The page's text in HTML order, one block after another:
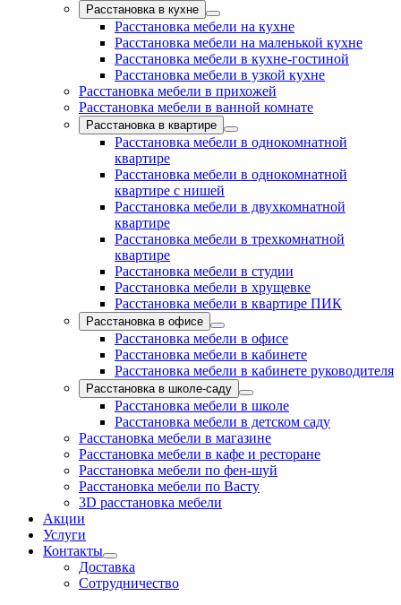
Расстановка в кухне
Расстановка мебели на кухне
Расстановка мебели на маленькой кухне
Расстановка мебели в кухне-гостиной
Расстановка мебели в узкой кухне
Расстановка мебели в прихожей
Расстановка мебели в ванной комнате
Расстановка в квартире
Расстановка мебели в однокомнатной
квартире
Расстановка мебели в однокомнатной
квартире с нишей
Расстановка мебели в двухкомнатной
квартире
Расстановка мебели в трехкомнатной
квартире
Расстановка мебели в студии
Расстановка мебели в хрущевке
Расстановка мебели в квартире ПИК
Расстановка в офисе
Расстановка мебели в офисе
Расстановка мебели в кабинете
Расстановка мебели в кабинете руководителя
Расстановка в школе-саду
Расстановка мебели в школе
Расстановка мебели в детском саду
Расстановка мебели в магазине
Расстановка мебели в кафе и ресторане
Расстановка мебели по фен-шуй
Расстановка мебели по Васту
3D расстановка мебели
Акции
Услуги
Контакты
Доставка
Сотрудничество